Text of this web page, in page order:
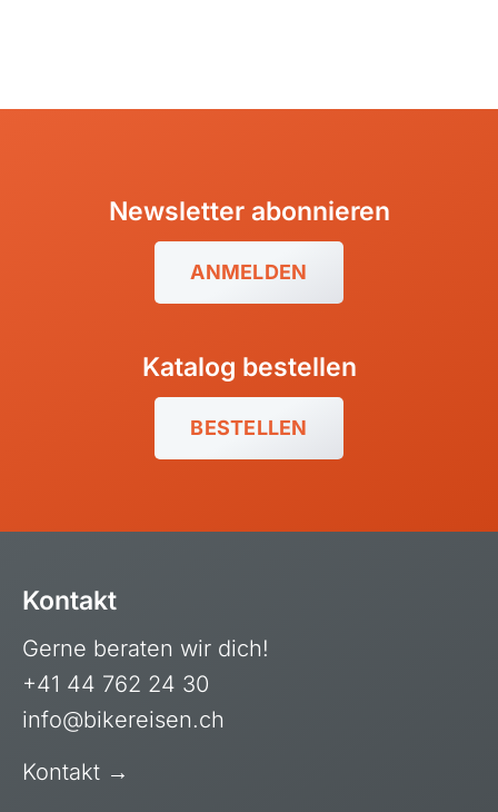
Newsletter abonnieren
ANMELDEN
Katalog bestellen
BESTELLEN
Kontakt
Gerne beraten wir dich!
+41 44 762 24 30
info@bikereisen.ch
Kontakt →